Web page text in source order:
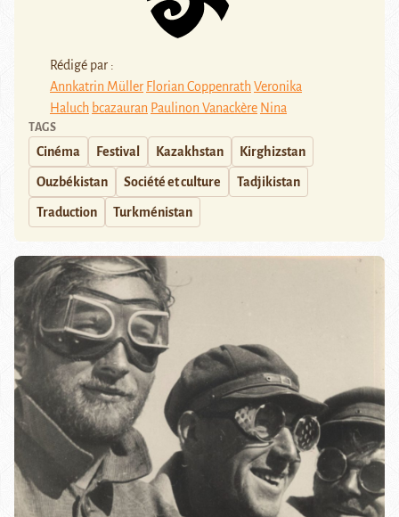
Rédigé par :
Annkatrin Müller Florian CoppenrathVeronika
Haluch bcazauran Paulinon Vanackère Nina
TAGS
Cinéma Festival Kazakhstan Kirghizstan
Ouzbékistan Société et culture Tadjikistan
Traduction Turkménistan